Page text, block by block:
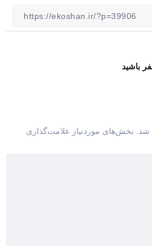
باشید
شد. بخش‌های موردنیاز علامت‌گذاری